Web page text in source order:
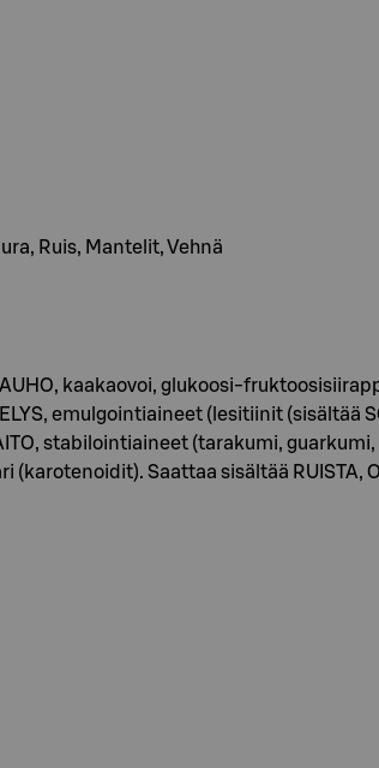
Ruis, Mantelit, Vehnä
kaakaovoi, glukoosi-
emulgointiaineet (lesitiinit (sisältää
stabilointiaineet (tarakumi,
Saattaa sisältää RUISTA,